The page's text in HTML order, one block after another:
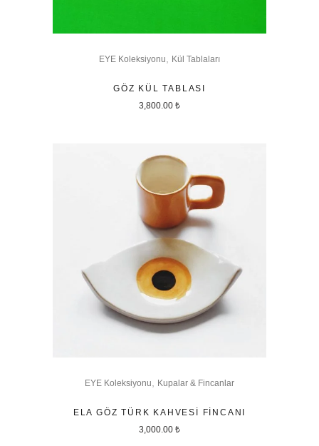
EYE Koleksiyonu Kül Tablaları
GÖZ KÜL TABLASI
3,800.00 ₺
EYE Koleksiyonu Kupalar & Fincanlar
ELA GÖZ TÜRK KAHVESI FINCANI
3,000.00 ₺